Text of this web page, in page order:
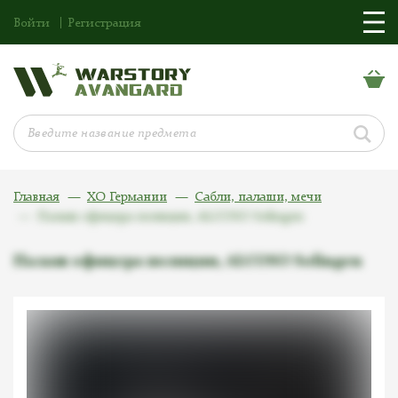
Войти Регистрация
Главная ХО Германии
Сабли, палаши, мечи
Палаш офицера полиции, ALCOSO Solingen